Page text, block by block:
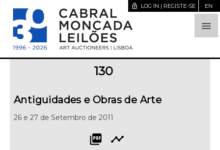

lock_open LOG IN | REGISTE-SE EN
130
Antiguidades e Obras de Arte
26 e 27 de Setembro de 2011
picture_as_pdf
timeline